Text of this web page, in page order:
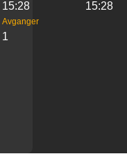
15:28 15:28
Avganger
1